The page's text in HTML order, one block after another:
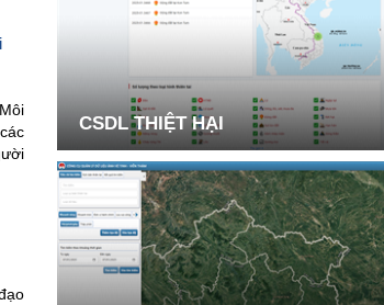
CSDL THIỆT HẠI